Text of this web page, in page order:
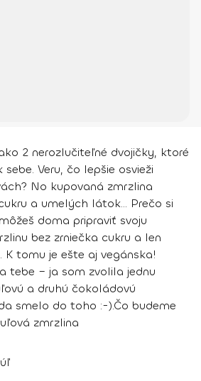
2 nerozlučiteľné dvojičky, ktoré
Veru, čo lepšie osvieži
No kupovaná zmrzlina
a umelých látok... Prečo si
doma pripraviť svoju
bez zrniečka cukru a len
K tomu je ešte aj vegánska!
tebe – ja som zvolila jednu
a druhú čokoládovú
smelo do toho :-).Čo budeme
zmrzlina